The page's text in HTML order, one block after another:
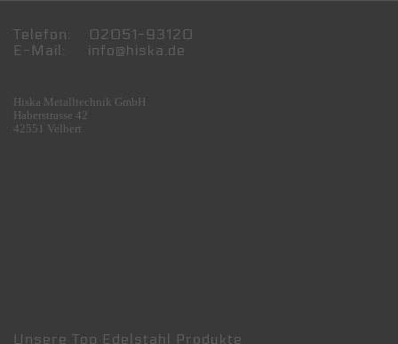
Telefon: 02051-93120
E-Mail: info@hiska.de
Hiska Metalltechnik GmbH
Haberstrasse 42
42551 Velbert
Unsere Top Edelstahl Produkte